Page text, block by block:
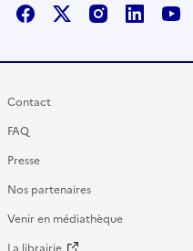
FacebookX / TwitterInstagram
LinkedIn
Contact
FAQ
Presse
Nos partenaires
Venir en médiathèque
La librairie